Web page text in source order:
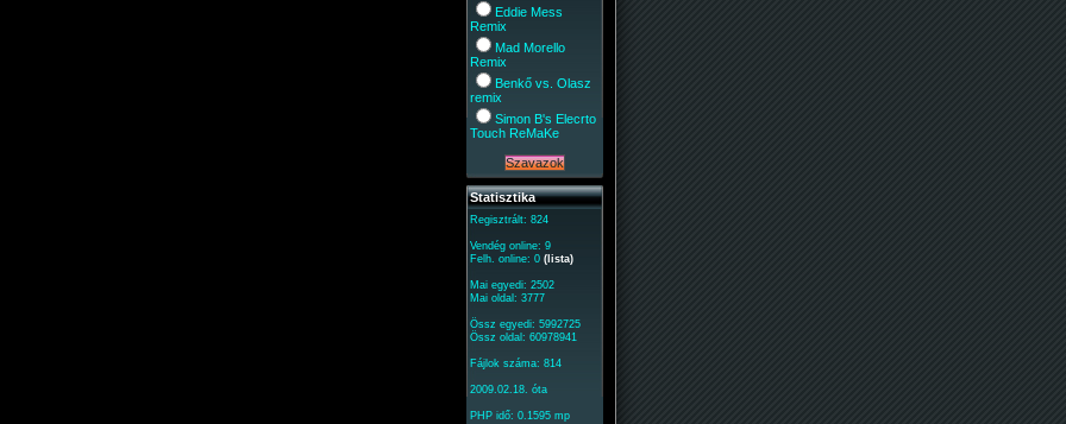
Eddie Mess
Remix
Mad Morello
Remix
Benkő vs. Olasz
remix
Simon B's Elecrto
Touch ReMaKe
Statisztika
Regisztrált: 824
Vendég online: 9
Felh. online: 0 (lista)
Mai egyedi: 2502
Mai oldal: 3777
Össz egyedi: 5992725
Össz oldal: 60978941
Fájlok száma: 814
2009.02.18. óta
PHP idő: 0.1595 mp